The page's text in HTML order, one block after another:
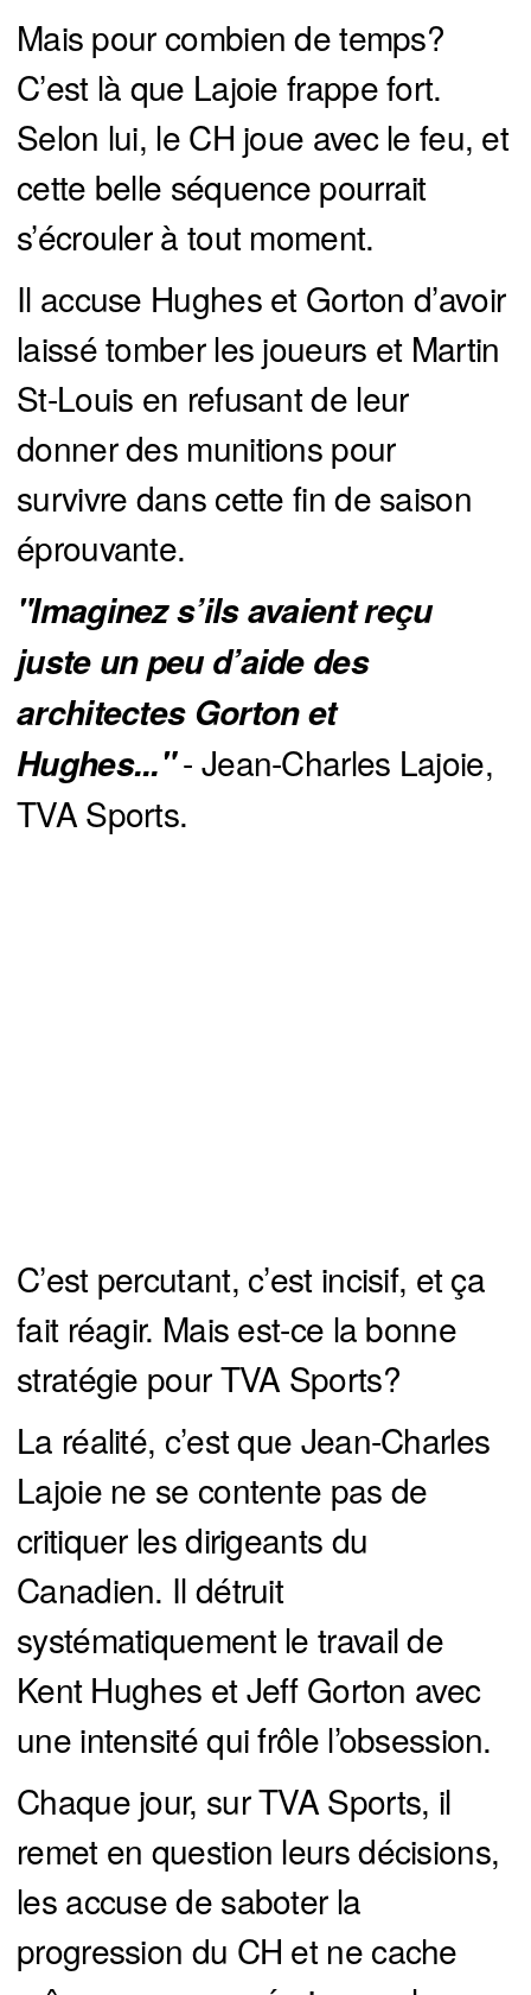
Mais pour combien de temps?
C’est là que Lajoie frappe fort.
Selon lui, le CH joue avec le feu, et
cette belle séquence pourrait
s’écrouler à tout moment.
Il accuse Hughes et Gorton d’avoir
laissé tomber les joueurs et Martin
St-Louis en refusant de leur
donner des munitions pour
survivre dans cette fin de saison
éprouvante.
"Imaginez s’ils avaient reçu
juste un peu d’aide des
architectes Gorton et
Hughes..."- Jean-Charles Lajoie,
TVA Sports.
C’est percutant, c’est incisif, et ça
fait réagir. Mais est-ce la bonne
stratégie pour TVA Sports?
La réalité, c’est que Jean-Charles
Lajoie ne se contente pas de
critiquer les dirigeants du
Canadien. Il détruit
systématiquement le travail de
Kent Hughes et Jeff Gorton avec
une intensité qui frôle l’obsession.
Chaque jour, sur TVA Sports, il
remet en question leurs décisions,
les accuse de saboter la
progression du CH et ne cache